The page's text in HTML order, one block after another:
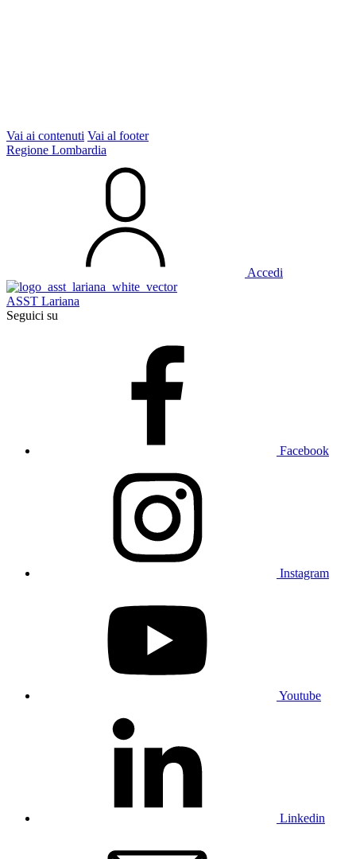
Vai ai contenuti Vai al footer
Regione Lombardia
Accedi
ASST Lariana
Seguici su
Facebook
Instagram
Youtube
Linkedin